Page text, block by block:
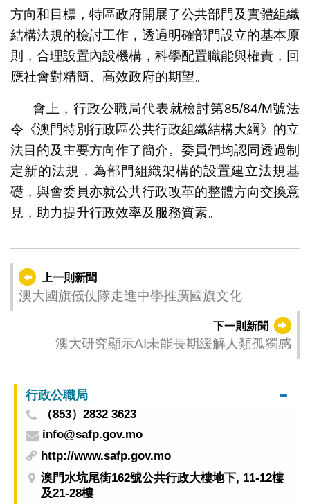
方向和目標，特區政府開展了公共部門及實體組織
結構法規的檢討工作，透過明確部門設立的基本原
則，合理設置內設機構，科學配置職能與權責，回
應社會對精簡、高效政府的期望。
會上，行政公職局代表就檢討第85/84/M號法
令《澳門特別行政區公共行政組織結構大綱》的立
法目的及主要方向作了簡介。委員們均認同透過制
定新的法規，為部門組織架構的設置建立法規基
礎，與會委員亦就公共行政改革的整體方向交換意
見，助力提升行政效率及服務質素。
上一則新聞
澳大國旗儀仗隊走進中學推廣國旗文化
下一則新聞
澳大研究顯示AI未能長期緩解人類孤獨感
行政公職局
（853）2832 3623
info@safp.gov.mo
http://www.safp.gov.mo
澳門水坑尾街162號公共行政大樓地下, 11-12樓
及21-28樓